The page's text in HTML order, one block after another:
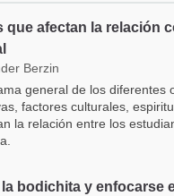
que afectan la relación
Berzin
general de los diferentes
factores culturales,
la relación entre los
bodichita y enfocarse